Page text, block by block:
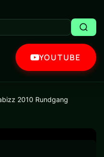
YOUTUBE
2010 Rundgang